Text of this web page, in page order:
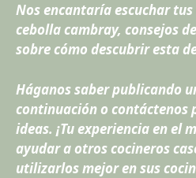
Nos encantaría escuchar
cebolla cambray, consejos
sobre cómo descubrir esta
Háganos saber publicando
continuación o contáctenos
ideas. ¡Tu experiencia en el
ayudar a otros cocineros
utilizarlos mejor en sus